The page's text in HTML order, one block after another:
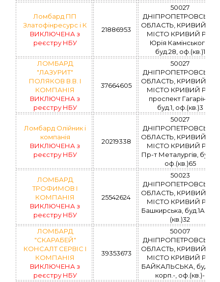
Ломбард ПП
Златофінресурс і К
ВИКЛЮЧЕНА з
реєстру НБУ
21886953
50027
ДНІПРОПЕТРОВСЬКА
ОБЛАСТЬ, КРИВИЙ РІГ,
МІСТО КРИВИЙ РІГ,
Юрія Камінського,
буд.28, оф.(кв.)1
ЛОМБАРД
"ЛАЗУРИТ"
ПОЛЯКОВ В.В. І
КОМПАНІЯ
ВИКЛЮЧЕНА з
реєстру НБУ
37664605
50027
ДНІПРОПЕТРОВСЬКА
ОБЛАСТЬ, КРИВИЙ РІГ,
МІСТО КРИВИЙ РІГ,
проспект Гагаріна,
буд.1, оф.(кв.)3
Ломбард Олійник і
компанія
ВИКЛЮЧЕНА з
реєстру НБУ
20219338
50027
ДНІПРОПЕТРОВСЬКА
ОБЛАСТЬ, КРИВИЙ РІГ,
МІСТО КРИВИЙ РІГ,
Пр-т Металургів, буд.9,
оф.(кв.)65
ЛОМБАРД
ТРОФИМОВ І
КОМПАНІЯ
ВИКЛЮЧЕНА з
реєстру НБУ
25542624
50023
ДНІПРОПЕТРОВСЬКА
ОБЛАСТЬ, КРИВИЙ РІГ,
МІСТО КРИВИЙ РІГ,
Башкирська, буд.1А, оф.
(кв.)32
ЛОМБАРД
"СКАРАБЕЙ"
КОНСАЛТ СЕРВІС І
КОМПАНІЯ
ВИКЛЮЧЕНА з
реєстру НБУ
39353673
50007
ДНІПРОПЕТРОВСЬКА
ОБЛАСТЬ, КРИВИЙ РІГ,
МІСТО КРИВИЙ РІГ,
БАЙКАЛЬСЬКА, буд.96,
корп.-, оф.(кв.)-